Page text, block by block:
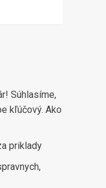
Súhlasíme,
kľúčový. Ako
priklady